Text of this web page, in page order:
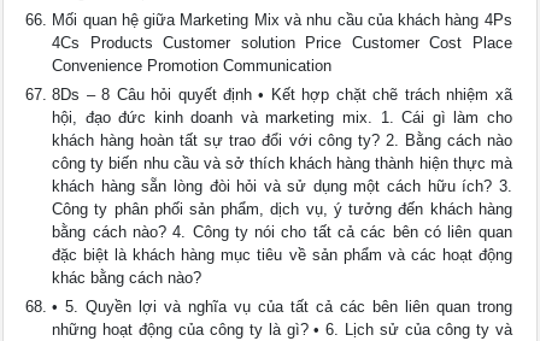
Mối quan hệ giữa Marketing Mix và nhu cầu của khách hàng 4Ps
4Cs Products Customer solution Price Customer Cost Place
Convenience Promotion Communication
8Ds – 8 Câu hỏi quyết định • Kết hợp chặt chẽ trách nhiệm xã
hội, đạo đức kinh doanh và marketing mix. 1. Cái gì làm cho
khách hàng hoàn tất sự trao đổi với công ty? 2. Bằng cách nào
công ty biến nhu cầu và sở thích khách hàng thành hiện thực mà
khách hàng sẵn lòng đòi hỏi và sử dụng một cách hữu ích? 3.
Công ty phân phối sản phẩm, dịch vụ, ý tưởng đến khách hàng
bằng cách nào? 4. Công ty nói cho tất cả các bên có liên quan
đặc biệt là khách hàng mục tiêu về sản phẩm và các hoạt động
khác bằng cách nào?
• 5. Quyền lợi và nghĩa vụ của tất cả các bên liên quan trong
những hoạt động của công ty là gì? • 6. Lịch sử của công ty và